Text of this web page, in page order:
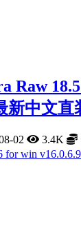
Raw
新中文直
02 3.4K